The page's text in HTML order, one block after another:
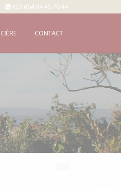
+33 (0)4 94 45 70 44
CONTACT